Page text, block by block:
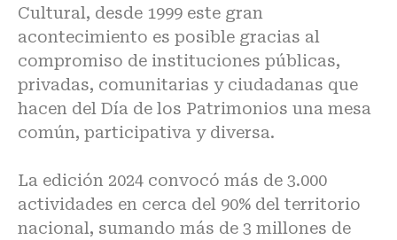
Cultural, desde 1999 este gran
acontecimiento es posible gracias al
compromiso de instituciones públicas,
privadas, comunitarias y ciudadanas que
hacen del Día de los Patrimonios una mesa
común, participativa y diversa.
La edición 2024 convocó más de 3.000
actividades en cerca del 90% del territorio
nacional, sumando más de 3 millones de